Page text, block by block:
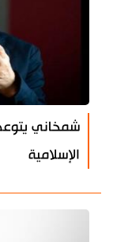
شمخاني
الإسلامية